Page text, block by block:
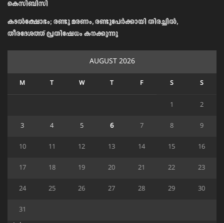
കെസിബിസി
കടൽക്ഷോഭം; രണ്ടു മരണം, രണ്ടുപേർക്കായി തിരച്ചിൽ,
തീരദേശത്ത് പ്രതിഷേധം കനക്കുന്നു
AUGUST 2026
M T W T F S S
1 2
3 4 5 6 7 8 9
10 11 12 13 14 15 16
17 18 19 20 21 22 23
24 25 26 27 28 29 30
31